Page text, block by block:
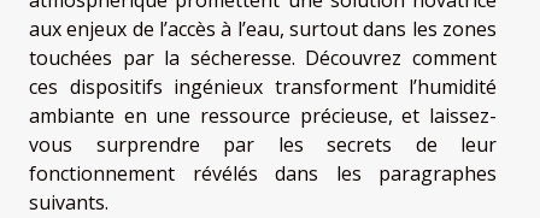
aux enjeux de l’accès à l’eau, surtout dans les zones
touchées par la sécheresse. Découvrez comment
ces dispositifs ingénieux transforment l’humidité
ambiante en une ressource précieuse, et laissez-
vous surprendre par les secrets de leur
fonctionnement révélés dans les paragraphes
suivants.